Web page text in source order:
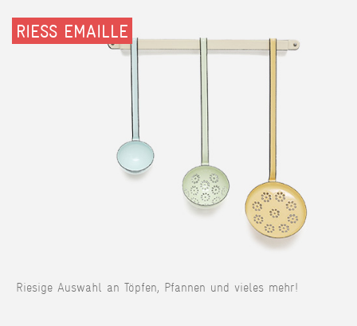
RIESS EMAILLE
Riesige Auswahl an Töpfen, Pfannen und vieles mehr!